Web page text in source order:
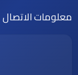
معلومات الاتصال